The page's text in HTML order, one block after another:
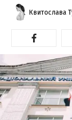
Квитослава